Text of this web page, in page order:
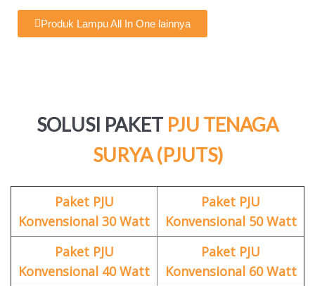
Produk Lampu All In One lainnya
SOLUSI PAKET PJU TENAGA
SURYA (PJUTS)
Paket PJU
Konvensional 30 Watt
Paket PJU
Konvensional 50 Watt
Paket PJU
Konvensional 40 Watt
Paket PJU
Konvensional 60 Watt